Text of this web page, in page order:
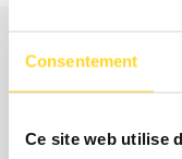
Consentement
Ce site web utilise